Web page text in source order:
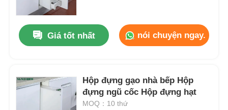
Giá tốt nhất nói chuyện ngay.
Hộp đựng gạo nhà bếp Hộp
đựng ngũ cốc Hộp đựng hạt
MOQ：10 thứ